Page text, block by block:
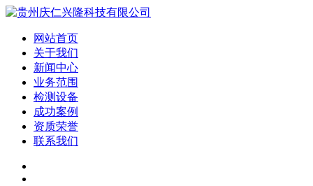
网站首页
关于我们
新闻中心
业务范围
检测设备
成功案例
资质荣誉
联系我们